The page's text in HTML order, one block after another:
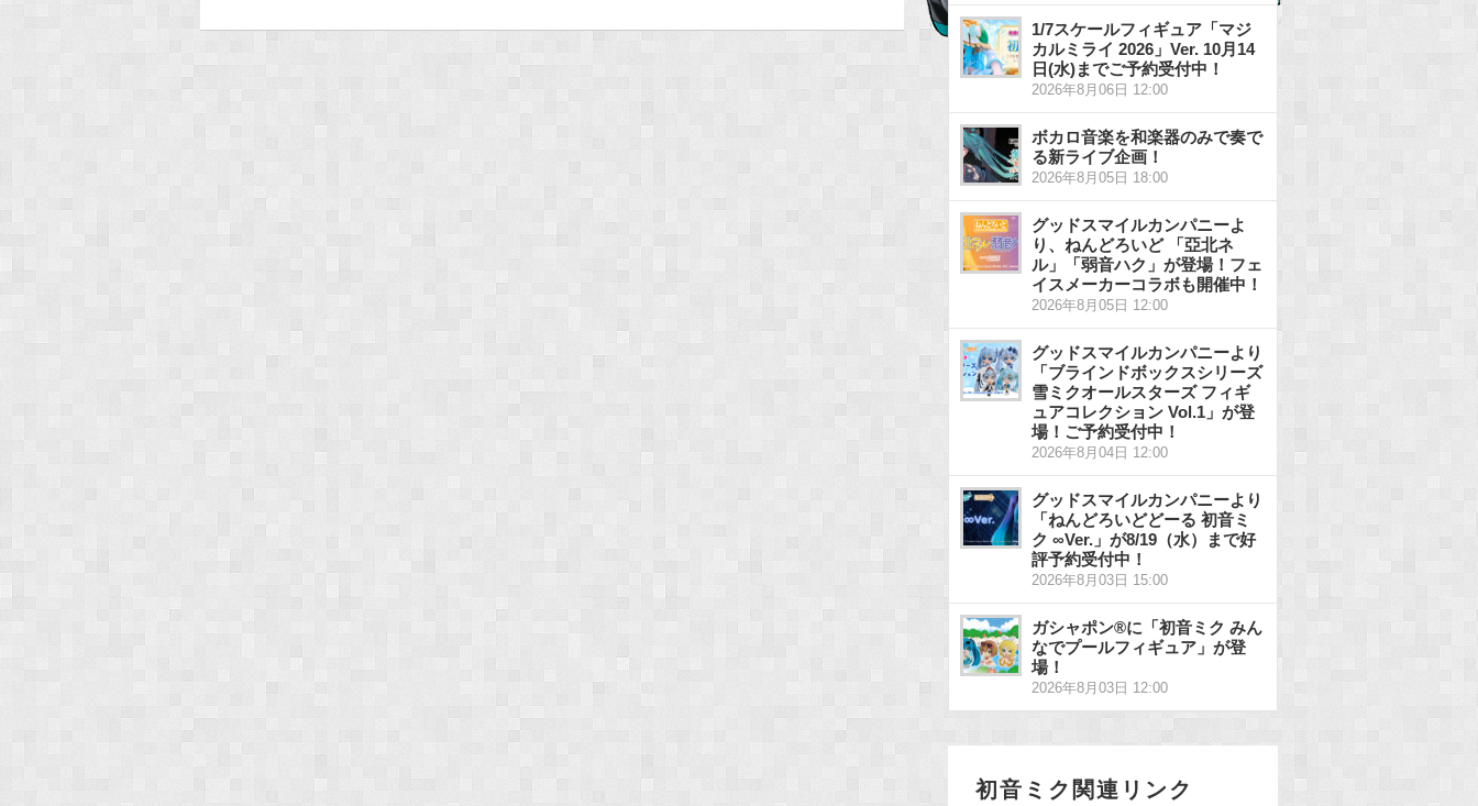
1/7スケールフィギュア「マジ
カルミライ 2026」Ver. 10月14
日(水)までご予約受付中！
2026年8月06日 12:00
ボカロ音楽を和楽器のみで奏で
る新ライブ企画！
2026年8月05日 18:00
グッドスマイルカンパニーよ
り、ねんどろいど 「亞北ネ
ル」「弱音ハク」が登場！フェ
イスメーカーコラボも開催中！
2026年8月05日 12:00
グッドスマイルカンパニーより
「ブラインドボックスシリーズ
雪ミクオールスターズ フィギ
ュアコレクション Vol.1」が登
場！ご予約受付中！
2026年8月04日 12:00
グッドスマイルカンパニーより
「ねんどろいどどーる 初音ミ
ク ∞Ver.」が8/19（水）まで好
評予約受付中！
2026年8月03日 15:00
ガシャポン®に「初音ミク みん
なでプールフィギュア」が登
場！
2026年8月03日 12:00
初音ミク関連リンク